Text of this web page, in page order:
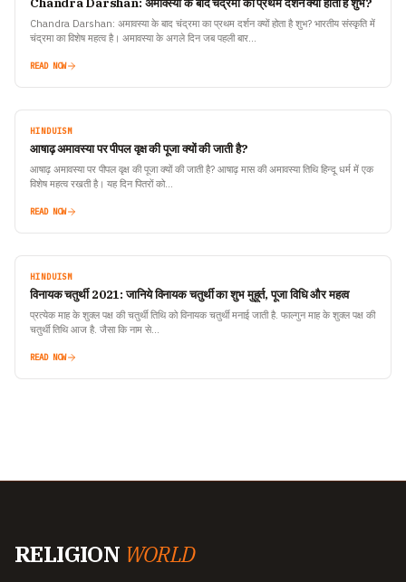
Chandra Darshan: अमावस्या के बाद चंद्रमा का प्रथम दर्शन क्यों होता है शुभ?
Chandra Darshan: अमावस्या के बाद चंद्रमा का प्रथम दर्शन क्यों होता है शुभ? भारतीय संस्कृति में
चंद्रमा का विशेष महत्व है। अमावस्या के अगले दिन जब पहली बार…
READ NOW
HINDUISM
आषाढ़ अमावस्या पर पीपल वृक्ष की पूजा क्यों की जाती है?
आषाढ़ अमावस्या पर पीपल वृक्ष की पूजा क्यों की जाती है? आषाढ़ मास की अमावस्या तिथि हिन्दू धर्म में एक
विशेष महत्व रखती है। यह दिन पितरों को…
READ NOW
HINDUISM
विनायक चतुर्थी 2021: जानिये विनायक चतुर्थी का शुभ मुहूर्त, पूजा विधि और महत्व
प्रत्येक माह के शुक्ल पक्ष की चतुर्थी तिथि को विनायक चतुर्थी मनाई जाती है. फाल्गुन माह के शुक्ल पक्ष की
चतुर्थी तिथि आज है. जैसा कि नाम से…
READ NOW
RELIGION WORLD